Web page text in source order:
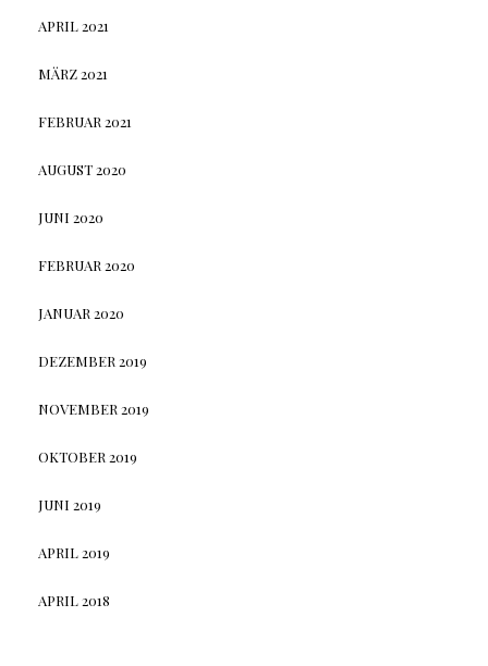
APRIL 2021
MÄRZ 2021
FEBRUAR 2021
AUGUST 2020
JUNI 2020
FEBRUAR 2020
JANUAR 2020
DEZEMBER 2019
NOVEMBER 2019
OKTOBER 2019
JUNI 2019
APRIL 2019
APRIL 2018